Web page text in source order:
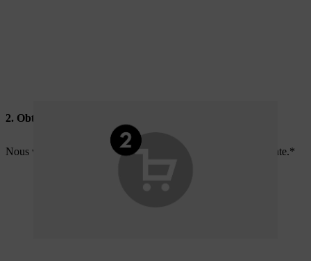
2. Obtenez un accès anticipé
Nous vous enverrons un e-mail avec un accès exclusif à la vente.*